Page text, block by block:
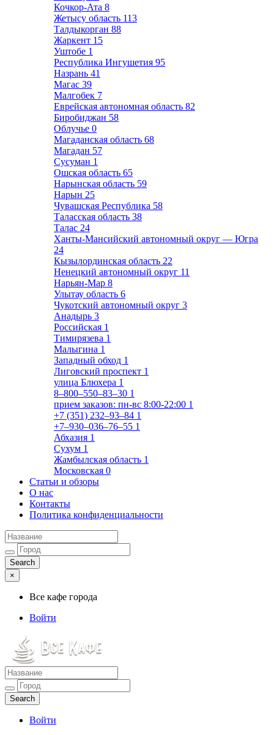
Кочкор-Ата 8
Жетысу область 113
Талдыкорган 88
Жаркент 15
Уштобе 1
Республика Ингушетия 95
Назрань 41
Магас 39
Малгобек 7
Еврейская автономная область 82
Биробиджан 58
Облучье 0
Магаданская область 68
Магадан 57
Сусуман 1
Ошская область 65
Нарынская область 59
Нарын 25
Чувашская Республика 58
Таласская область 38
Талас 24
Ханты-Мансийский автономный округ — Югра
24
Кызылординская область 22
Ненецкий автономный округ 11
Нарьян-Мар 8
Улытау область 6
Чукотский автономный округ 3
Анадырь 3
Российская 1
Тимирязева 1
Малыгина 1
Западный обход 1
Лиговский проспект 1
улица Блюхера 1
8‒800‒550‒83‒30 1
прием заказов: пн-вс 8:00-22:00 1
+7 (351) 232‒93‒84 1
+7‒930‒036‒76‒55 1
Абхазия 1
Сухум 1
Жамбылская область 1
Московская 0
Статьи и обзоры
О нас
Контакты
Политика конфиденциальности
×
Все кафе города
Войти
Все кафе города
Каталог хороших кафе
Войти